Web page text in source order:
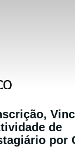
de
por